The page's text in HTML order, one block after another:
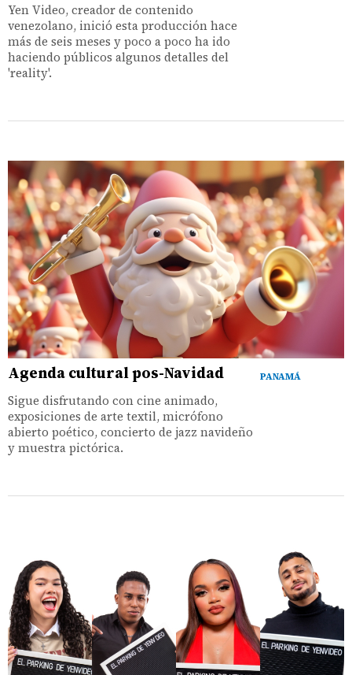
Yen Video, creador de contenido
venezolano, inició esta producción hace
más de seis meses y poco a poco ha ido
haciendo públicos algunos detalles del
'reality'.
PANAMÁ
Agenda cultural pos-Navidad
Sigue disfrutando con cine animado,
exposiciones de arte textil, micrófono
abierto poético, concierto de jazz navideño
y muestra pictórica.